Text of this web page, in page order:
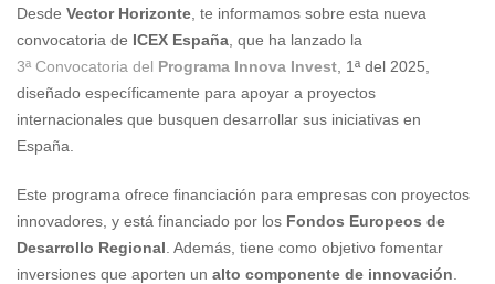
Desde Vector Horizonte , te informamos sobre esta nueva
convocatoria de ICEX España , que ha lanzado la
3ª Convocatoria del Programa Innova Invest , 1ª del 2025,
diseñado específicamente para apoyar a proyectos
internacionales que busquen desarrollar sus iniciativas en
España.
Este programa ofrece financiación para empresas con proyectos
innovadores, y está financiado por los Fondos Europeos de
Desarrollo Regional . Además, tiene como objetivo fomentar
inversiones que aporten un alto componente de innovación